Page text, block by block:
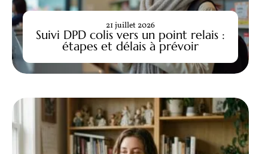
Suivi DPD colis vers un point relais :
étapes et délais à prévoir
21 juillet 2026